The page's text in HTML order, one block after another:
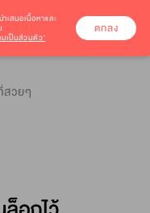
วยๆ
เสนอเนื้อหาและ
เป็นส่วนตัว’
ตกลง